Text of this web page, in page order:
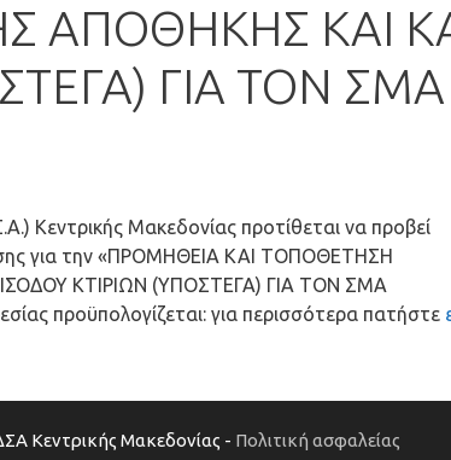
ΑΠΟΘΗΚΗΣ ΚΑΙ
ΓΙΑ ΤΟΝ ΣΜΑ
Κεντρικής Μακεδονίας προτίθεται να προβεί
για την «ΠΡΟΜΗΘΕΙΑ ΚΑΙ ΤΟΠΟΘΕΤΗΣΗ
ΚΤΙΡΙΩΝ (ΥΠΟΣΤΕΓΑ) ΓΙΑ ΤΟΝ ΣΜΑ
προϋπολογίζεται: για περισσότερα πατήστε
Κεντρικής Μακεδονίας - Πολιτική ασφαλείας